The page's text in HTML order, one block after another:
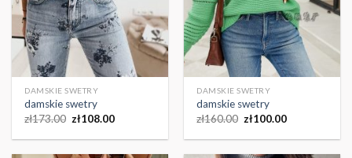
DAMSKIE SWETRY
damskie swetry
zł173.00 zł108.00
DAMSKIE SWETRY
damskie swetry
zł160.00 zł100.00